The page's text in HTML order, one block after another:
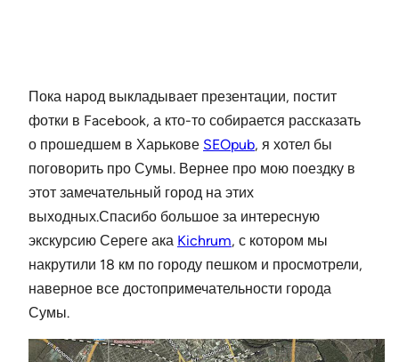
Пока народ выкладывает презентации, постит
фотки в Facebook, а кто-то собирается рассказать
о прошедшем в Харькове SEOpub, я хотел бы
поговорить про Сумы. Вернее про мою поездку в
этот замечательный город на этих
выходных.Спасибо большое за интересную
экскурсию Сереге ака Kichrum, с котором мы
накрутили 18 км по городу пешком и просмотрели,
наверное все достопримечательности города
Сумы.